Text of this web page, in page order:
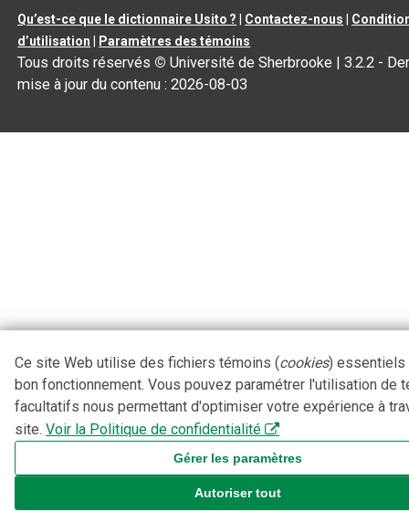
Qu’est-ce que le dictionnaire Usito ? Contactez-nous
d’utilisation
Paramètres des témoins
Tous droits réservés © Université de Sherbrooke |3.2.2 -
mise à jour du contenu :2026-08-03
Ce site Web utilise des fichiers témoins (cookies) essentiels
bon fonctionnement. Vous pouvez paramétrer l'utilisation de
facultatifs nous permettant d'optimiser votre expérience à
site. Voir la Politique de confidentialité
Gérer les paramètres
Autoriser tout